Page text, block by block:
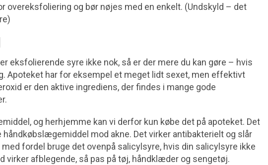
overeksfoliering og bør nøjes med en enkelt. (Undskyld – det
eksfolierende syre ikke nok, så er der mere du kan gøre – hvis
Apoteket har for eksempel et meget lidt sexet, men effektivt
er den aktive ingrediens, der findes i mange gode
og herhjemme kan vi derfor kun købe det på apoteket. Det
mod akne. Det virker antibakterielt og slår
med fordel bruge det ovenpå salicylsyre, hvis din salicylsyre ikke
virker afblegende, så pas på tøj, håndklæder og sengetøj.